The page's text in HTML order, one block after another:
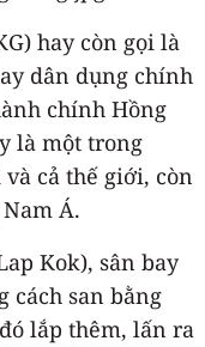
hay còn gọi là
dân dụng chính
chính Hồng
là một trong
cả thế giới, còn
Á.
Kok), sân bay
cách san bằng
lắp thêm, lấn ra